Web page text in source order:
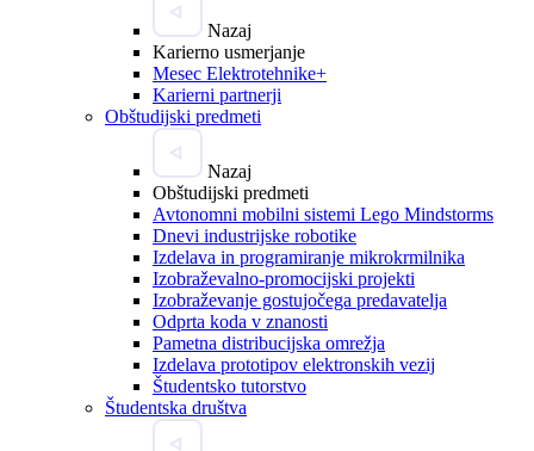
Nazaj
Karierno usmerjanje
Mesec Elektrotehnike+
Karierni partnerji
Obštudijski predmeti
Nazaj
Obštudijski predmeti
Avtonomni mobilni sistemi Lego Mindstorms
Dnevi industrijske robotike
Izdelava in programiranje mikrokrmilnika
Izobraževalno-promocijski projekti
Izobraževanje gostujočega predavatelja
Odprta koda v znanosti
Pametna distribucijska omrežja
Izdelava prototipov elektronskih vezij
Študentsko tutorstvo
Študentska društva